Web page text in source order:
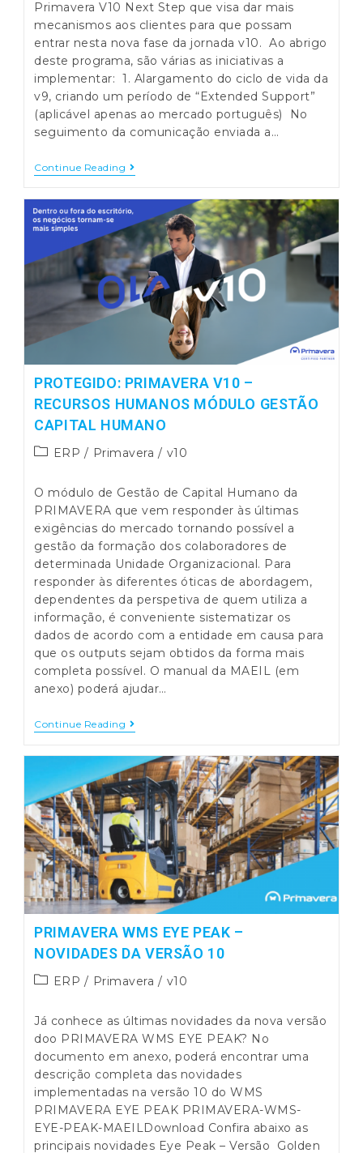
Primavera V10 Next Step que visa dar mais
mecanismos aos clientes para que possam
entrar nesta nova fase da jornada v10. Ao abrigo
deste programa, são várias as iniciativas a
implementar: 1. Alargamento do ciclo de vida da
v9, criando um período de “Extended Support”
(aplicável apenas ao mercado português) No
seguimento da comunicação enviada a…
Continue Reading Novo
Programa
V10
Next
Step
PROTEGIDO: PRIMAVERA V10 –
RECURSOS HUMANOS MÓDULO GESTÃO
CAPITAL HUMANO
PostERP / Primavera / v10
O módulo de Gestão de Capital Humano da
PRIMAVERA que vem responder às últimas
exigências do mercado tornando possível a
gestão da formação dos colaboradores de
determinada Unidade Organizacional. Para
responder às diferentes óticas de abordagem,
dependentes da perspetiva de quem utiliza a
informação, é conveniente sistematizar os
dados de acordo com a entidade em causa para
que os outputs sejam obtidos da forma mais
completa possível. O manual da MAEIL (em
anexo) poderá ajudar…
Continue Reading Protegido:
PRIMAVERA
–
Recursos
Humanos
Módulo
Gestão
Capital
Humano
PRIMAVERA WMS EYE PEAK –
NOVIDADES DA VERSÃO 10
PostERP / Primavera / v10
Já conhece as últimas novidades da nova versão
doo PRIMAVERA WMS EYE PEAK? No
documento em anexo, poderá encontrar uma
descrição completa das novidades
implementadas na versão 10 do WMS
PRIMAVERA EYE PEAK PRIMAVERA-WMS-
EYE-PEAK-MAEILDownload Confira abaixo as
principais novidades Eye Peak – Versão Golden